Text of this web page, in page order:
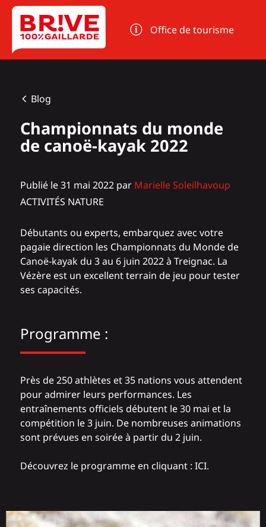
Panneau de gestion des cookies
Office de tourisme
Blog
Championnats du monde
de canoë-kayak 2022
Publié le 31 mai 2022 par Marielle Soleilhavoup
ACTIVITÉS NATURE
Débutants ou experts, embarquez avec votre
pagaie direction les Championnats du Monde de
Canoë-kayak du 3 au 6 juin 2022 à Treignac. La
Vézère est un excellent terrain de jeu pour tester
ses capacités.
Programme :
Près de 250 athlètes et 35 nations vous attendent
pour admirer leurs performances. Les
entraînements officiels débutent le 30 mai et la
compétition le 3 juin. De nombreuses animations
sont prévues en soirée à partir du 2 juin.
Découvrez le programme en cliquant : ICI.